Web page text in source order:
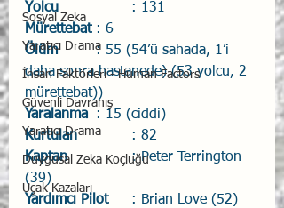
Sosyal Zeka
Yaratıcı Drama
İnsan Faktörleri - Human Factors
Güvenli Davranış
Yaratıcı Drama
Duygusal Zeka Koçluğu
Uçak Kazaları
Yolcu
		:
131
Mürettebat
	:
6
Ölüm
		: 55 (54’ü sahada, 1’i
daha sonra hastanede) (53 yolcu, 2
mürettebat))
Yaralanma
	: 15 (ciddi)
Kurtulan
		: 82
Kaptan
		:
Peter Terrington
(39)
Yardımcı Pilot
	: Brian Love (52)